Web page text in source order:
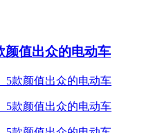
颜值出众的电动车